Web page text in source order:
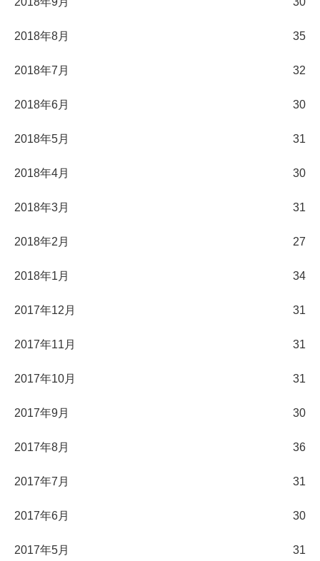
2018年8月 35
2018年7月 32
2018年6月 30
2018年5月 31
2018年4月 30
2018年3月 31
2018年2月 27
2018年1月 34
2017年12月 31
2017年11月 31
2017年10月 31
2017年9月 30
2017年8月 36
2017年7月 31
2017年6月 30
2017年5月 31